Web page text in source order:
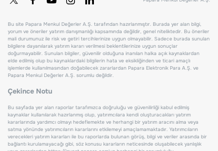
Bu site Papara Menkul Değerler A.Ş. tarafından hazırlanmıştır. Burada yer alan bilgi,
yorum ve öneriler yatırım danışmanlığı kapsamında değildir, genel niteliktedir. Bu öneriler
mali durumunuz ile risk ve getiri tercihlerinize uygun olmayabilir. Sadece burada sunulan
bilgilere dayanılarak yatırım kararı verilmesi beklentilerinize uygun sonuçlar
doğurmayabilir. Sunulan bilgiler, güvenilir olduğuna inanılan halka açık kaynaklardan
elde edilmiş olup bu kaynaklardaki bilgilerin hata ve eksikliğinden ve ticari amaçlı
işlemlerde kullanılmasından doğabilecek zararlardan Papara Elektronik Para A.Ş. ve
Papara Menkul Değerler A.Ş. sorumlu değildir.
Çekince Notu
Bu sayfada yer alan raporlar tarafımızca doğruluğu ve güvenilirliği kabul edilmiş
kaynaklar kullanılarak hazırlanmış olup, yatırımcılara kendi oluşturacakları yatırım
kararlarında yardımcı olmayı hedeflemekte ve herhangi bir yatırım aracını alma veya
satma yönünde yatırımcıların kararlarını etkilemeyi amaçlamamaktadır. Yatırımcıların
verecekleri yatırım kararları ile bu raporlarda bulunan görüş, bilgi ve veriler arasında bir
bağlantı kurulamayacağı gibi, söz konusu kararların neticesinde oluşabilecek yanlışlık